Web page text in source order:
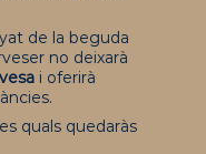
de la beguda
no deixarà
i oferirà
quals quedaràs